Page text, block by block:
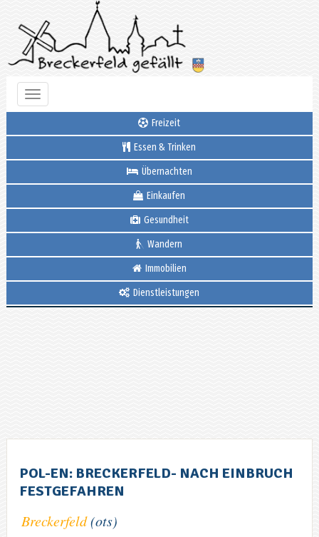
Toggle
navigation
Freizeit
Essen & Trinken
Übernachten
Einkaufen
Gesundheit
Wandern
Immobilien
Dienstleistungen
POL-EN: BRECKERFELD- NACH EINBRUCH
FESTGEFAHREN
Breckerfeld(ots)